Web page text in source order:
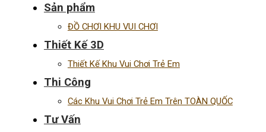
Sản phẩm
ĐỒ CHƠI KHU VUI CHƠI
Thiết Kế 3D
Thiết Kế Khu Vui Chơi Trẻ Em
Thi Công
Các Khu Vui Chơi Trẻ Em Trên TOÀN QUỐC
Tư Vấn